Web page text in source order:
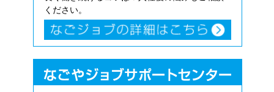
ください。